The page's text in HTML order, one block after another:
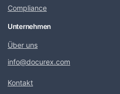
Compliance
Unternehmen
Über uns
info@docurex.com
Kontakt